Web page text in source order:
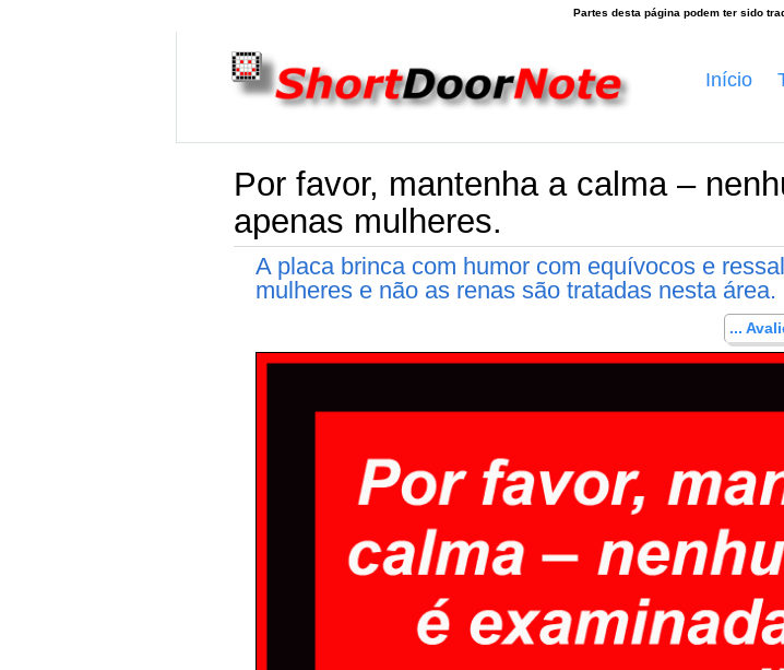
Início
Por favor, mantenha a calma –
apenas mulheres.
A placa brinca com humor com equívocos e
mulheres e não as renas são tratadas nesta área.
...